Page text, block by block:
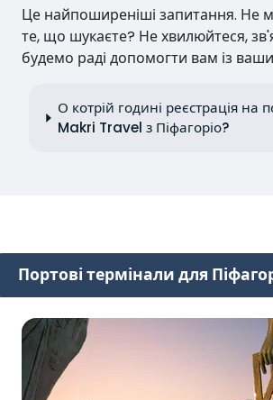
Це найпоширеніші запитання. Не
те, що шукаєте? Не хвилюйтеся,
будемо раді допомогти вам із
О котрій годині реєстрація на
Makri Travel з Піфагоріо?
Портові термінали для